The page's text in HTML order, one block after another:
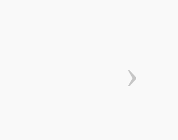
şi antioxidante.
cât şi mental.